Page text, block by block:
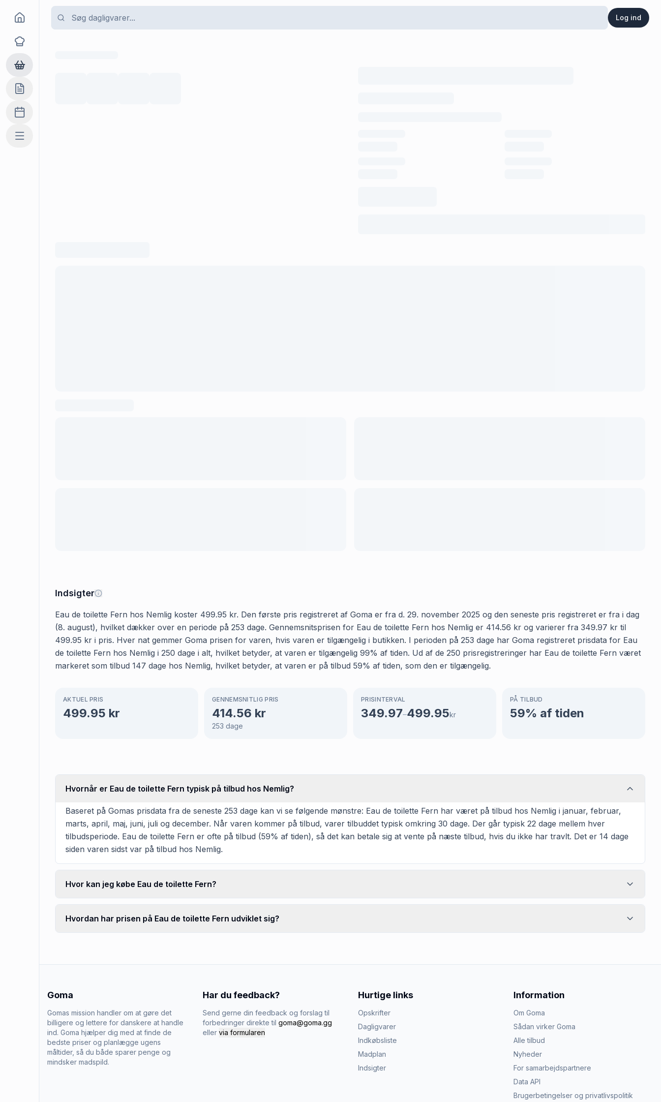
Log ind
Goma
Opskrifter
Dagligvarer
Indkøbslisten
Madplan
Mere
Indsigter
Eau de toilette Fern hos Nemlig koster 499.95 kr. Den første pris registreret af Goma er fra d. 29. november 2025 og den seneste pris registreret er fra i dag
(8. august), hvilket dækker over en periode på 253 dage. Gennemsnitsprisen for Eau de toilette Fern hos Nemlig er 414.56 kr og varierer fra 349.97 kr til
499.95 kr i pris. Hver nat gemmer Goma prisen for varen, hvis varen er tilgængelig i butikken. I perioden på 253 dage har Goma registreret prisdata for Eau
de toilette Fern hos Nemlig i 250 dage i alt, hvilket betyder, at varen er tilgængelig 99% af tiden. Ud af de 250 prisregistreringer har Eau de toilette Fern været
markeret som tilbud 147 dage hos Nemlig, hvilket betyder, at varen er på tilbud 59% af tiden, som den er tilgængelig.
AKTUEL PRIS
499.95 kr
GENNEMSNITLIG PRIS
414.56 kr
253 dage
PRISINTERVAL
349.97–499.95kr
PÅ TILBUD
59% af tiden
Hvornår er Eau de toilette Fern typisk på tilbud hos Nemlig?
Baseret på Gomas prisdata fra de seneste 253 dage kan vi se følgende mønstre: Eau de toilette Fern har været på tilbud hos Nemlig i januar, februar,
marts, april, maj, juni, juli og december. Når varen kommer på tilbud, varer tilbuddet typisk omkring 30 dage. Der går typisk 22 dage mellem hver
tilbudsperiode. Eau de toilette Fern er ofte på tilbud (59% af tiden), så det kan betale sig at vente på næste tilbud, hvis du ikke har travlt. Det er 14 dage
siden varen sidst var på tilbud hos Nemlig.
Hvor kan jeg købe Eau de toilette Fern?
Hvordan har prisen på Eau de toilette Fern udviklet sig?
Goma
Gomas mission handler om at gøre det
billigere og lettere for danskere at handle
ind. Goma hjælper dig med at finde de
bedste priser og planlægge ugens
måltider, så du både sparer penge og
mindsker madspild.
Har du feedback?
Send gerne din feedback og forslag til
forbedringer direkte til goma@goma.gg
eller via formularen
Hurtige links
Opskrifter
Dagligvarer
Indkøbsliste
Madplan
Indsigter
Information
Om Goma
Sådan virker Goma
Alle tilbud
Nyheder
For samarbejdspartnere
Data API
Brugerbetingelser og privatlivspolitik